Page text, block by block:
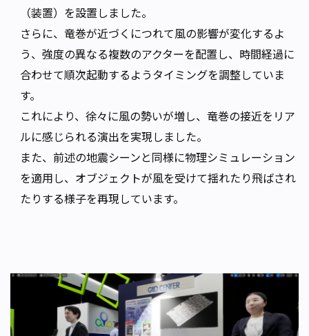
（装置）を設置しました。
さらに、竜巻が近づくにつれて風の影響が変化するよ
う、強度の異なる複数のアクターを配置し、時間経過に
合わせて順次起動するようタイミングを調整していま
す。
これにより、徐々に風の勢いが増し、竜巻の接近をリア
ルに感じられる演出を実現しました。
また、前述の地震シーンと同様に物理シミュレーション
を適用し、オブジェクトが風を受けて揺れたり飛ばされ
たりする様子を再現しています。